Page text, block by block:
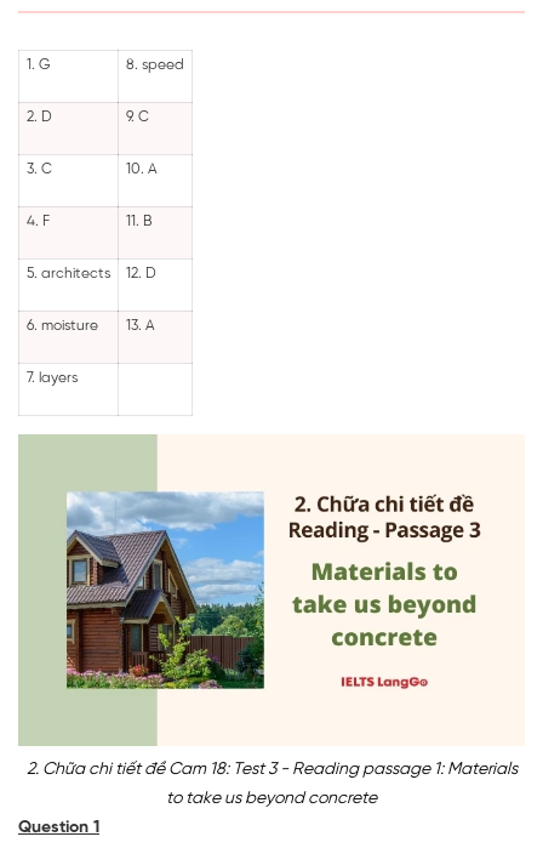
1. G 8. speed
2. D 9. C
3. C 10. A
4. F 11. B
5. architects 12. D
6. moisture 13. A
7. layers
2. Chữa chi tiết đề Cam 18: Test 3 - Reading passage 1: Materials
to take us beyond concrete
Question 1